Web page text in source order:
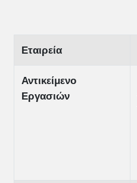
Εταιρεία
Αντικείμενο
Εργασιών